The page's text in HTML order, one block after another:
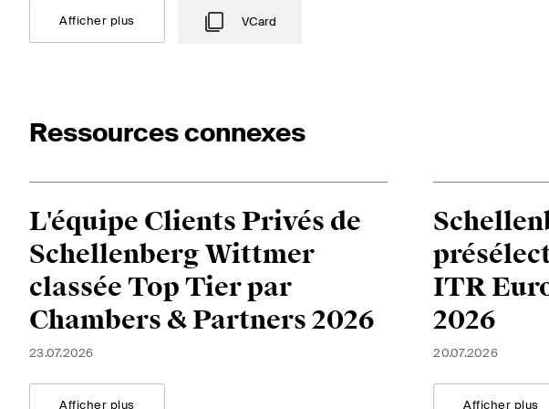
Afficher plus VCard
Ressources connexes
L'équipe Clients Privés de
Schellenberg Wittmer
classée Top Tier par
Chambers & Partners 2026
23.07.2026
Afficher plus
ITR
2026
20.07.2026
Afficher plus